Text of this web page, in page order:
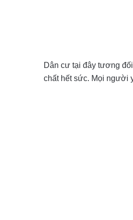
Dân cư tại đây tương
chất hết sức. Mọi người